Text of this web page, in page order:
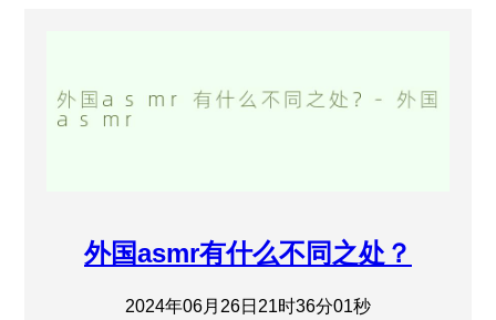
外国asmr有什么不同之处？
2024年06月26日21时36分01秒